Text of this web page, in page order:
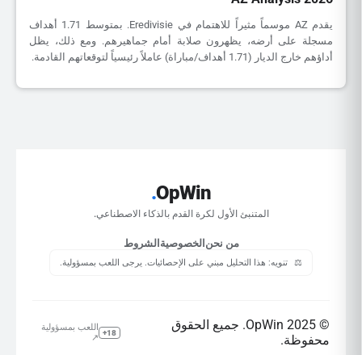
يقدم AZ موسماً مثيراً للاهتمام في Eredivisie. بمتوسط 1.71 أهداف
مسجلة على أرضه، يظهرون صلابة أمام جماهيرهم. ومع ذلك، يظل
أداؤهم خارج الديار (1.71 أهداف/مباراة) عاملاً رئيسياً لتوقعاتهم القادمة.
OpWin
.
المتنبئ الأول لكرة القدم بالذكاء الاصطناعي.
من نحن الخصوصية الشروط
⚖️ تنويه: هذا التحليل مبني على الإحصائيات. يرجى اللعب بمسؤولية.
© 2025 OpWin. جميع الحقوق
محفوظة.
18+
اللعب بمسؤولية
↗